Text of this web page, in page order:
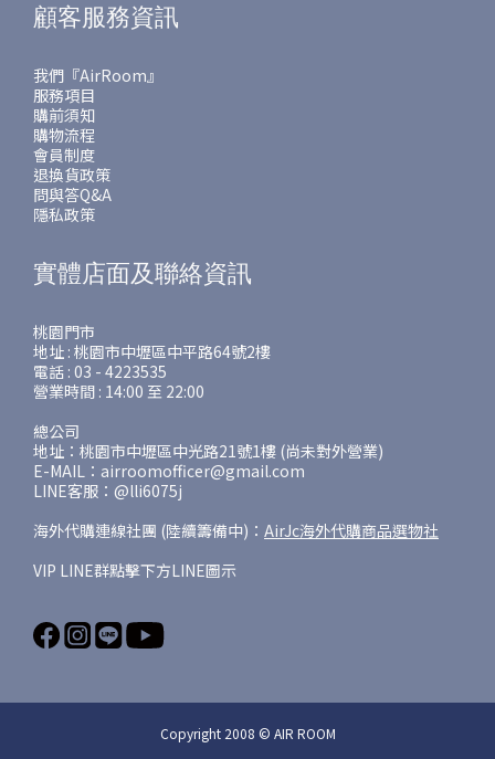
顧客服務資訊
我們『AirRoom』
服務項目
購前須知
購物流程
會員制度
退換貨政策
問與答Q&A
隱私政策
實體店面及聯絡資訊
桃園門市
地址 : 桃園市中壢區中平路64號2樓
電話 : 03 - 4223535
營業時間 : 14:00 至 22:00
總公司
地址：桃園市中壢區中光路21號1樓 (尚未對外營業)
E-MAIL：airroomofficer@gmail.com
LINE客服：@lli6075j
海外代購連線社團 (陸續籌備中)： AirJc海外代購商品選物社
VIP LINE群點擊下方LINE圖示
Copyright 2008 © AIR ROOM